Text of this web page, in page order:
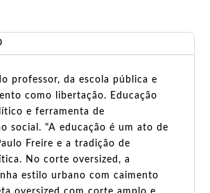
professor, da escola pública e
como libertação. Educação
e ferramenta de
social. "A educação é um ato de
Freire e a tradição de
No corte oversized, a
estilo urbano com caimento